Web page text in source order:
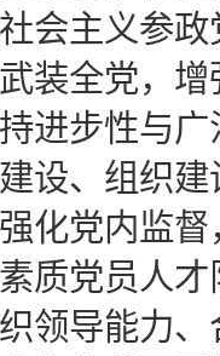
会主义参
装全党，
进步性与
设、组织
化党内监
质党员人
领导能力